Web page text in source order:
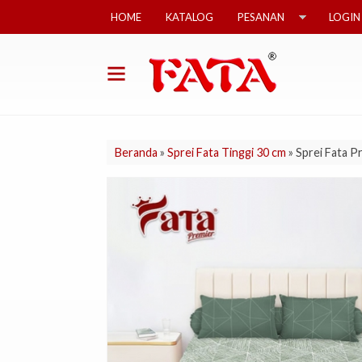
HOME KATALOG PESANAN LOGIN
Beranda » Sprei Fata Tinggi 30 cm » Sprei Fata